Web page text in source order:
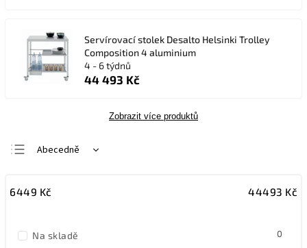
Servírovací stolek Desalto Helsinki Trolley
Composition 4 aluminium
4 - 6 týdnů
44 493 Kč
Zobrazit více produktů
Nejdražší
Abecedně
6449 Kč 44493 Kč
Na skladě 0